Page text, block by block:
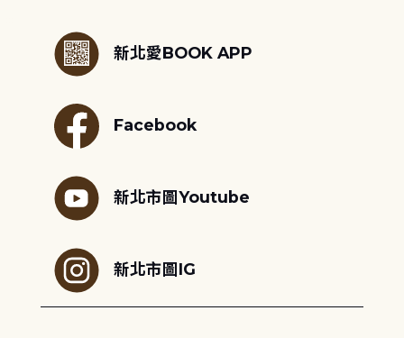
新北愛BOOK APP
Facebook
新北市圖Youtube
新北市圖IG